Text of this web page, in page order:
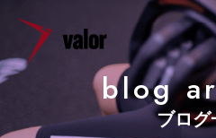
blog
ブログ